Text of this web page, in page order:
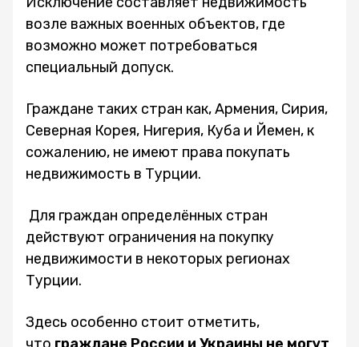
возле важных военных объектов, где
возможно может потребоваться
специальный допуск.
Граждане таких стран как, Армения, Сирия,
Северная Корея, Нигерия, Куба и Йемен, к
сожалению, не имеют права покупать
недвижимость в Турции.
Для граждан определённых стран
действуют ограничения на покупку
недвижимости в некоторых регионах
Турции.
Здесь особенно стоит отметить,